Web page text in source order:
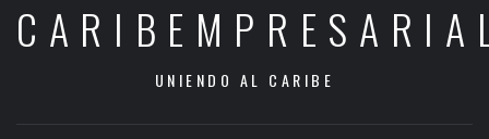
UNIENDO AL CARIBE